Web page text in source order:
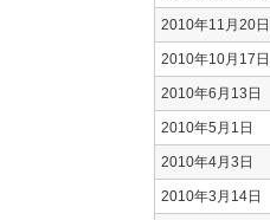
2010年11月20日
2010年10月17日
2010年6月13日
2010年5月1日
2010年4月3日
2010年3月14日